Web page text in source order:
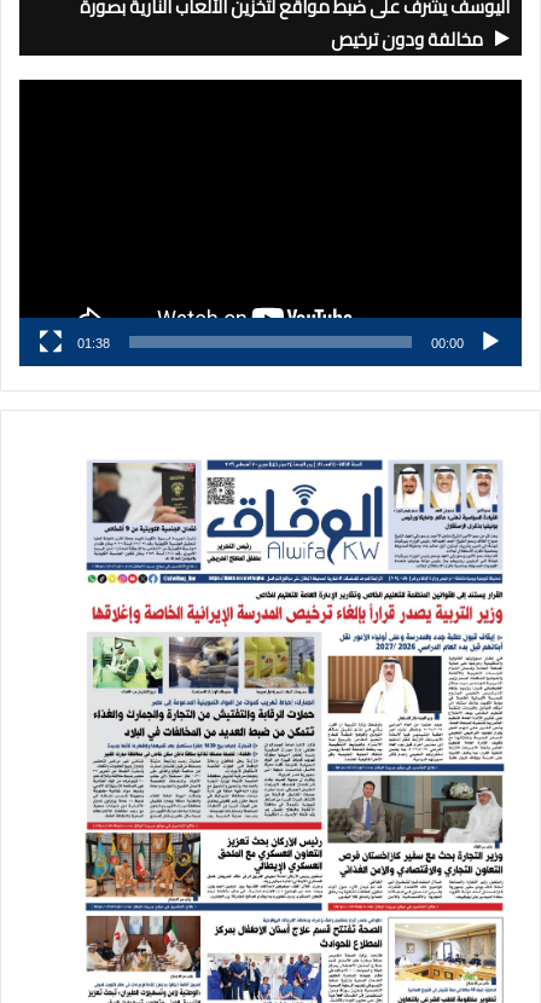
مخالفة ودون ترخيص
00:00
01:38